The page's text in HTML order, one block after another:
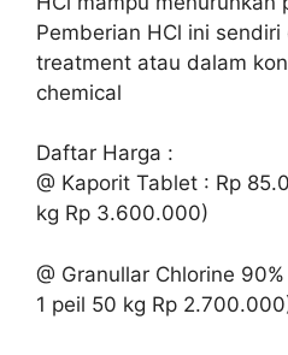
Pemberian HCl ini
treatment atau dalam
chemical
Daftar Harga :
@ Kaporit Tablet : Rp
kg Rp 3.600.000)
@ Granullar Chlorine
1 peil 50 kg Rp